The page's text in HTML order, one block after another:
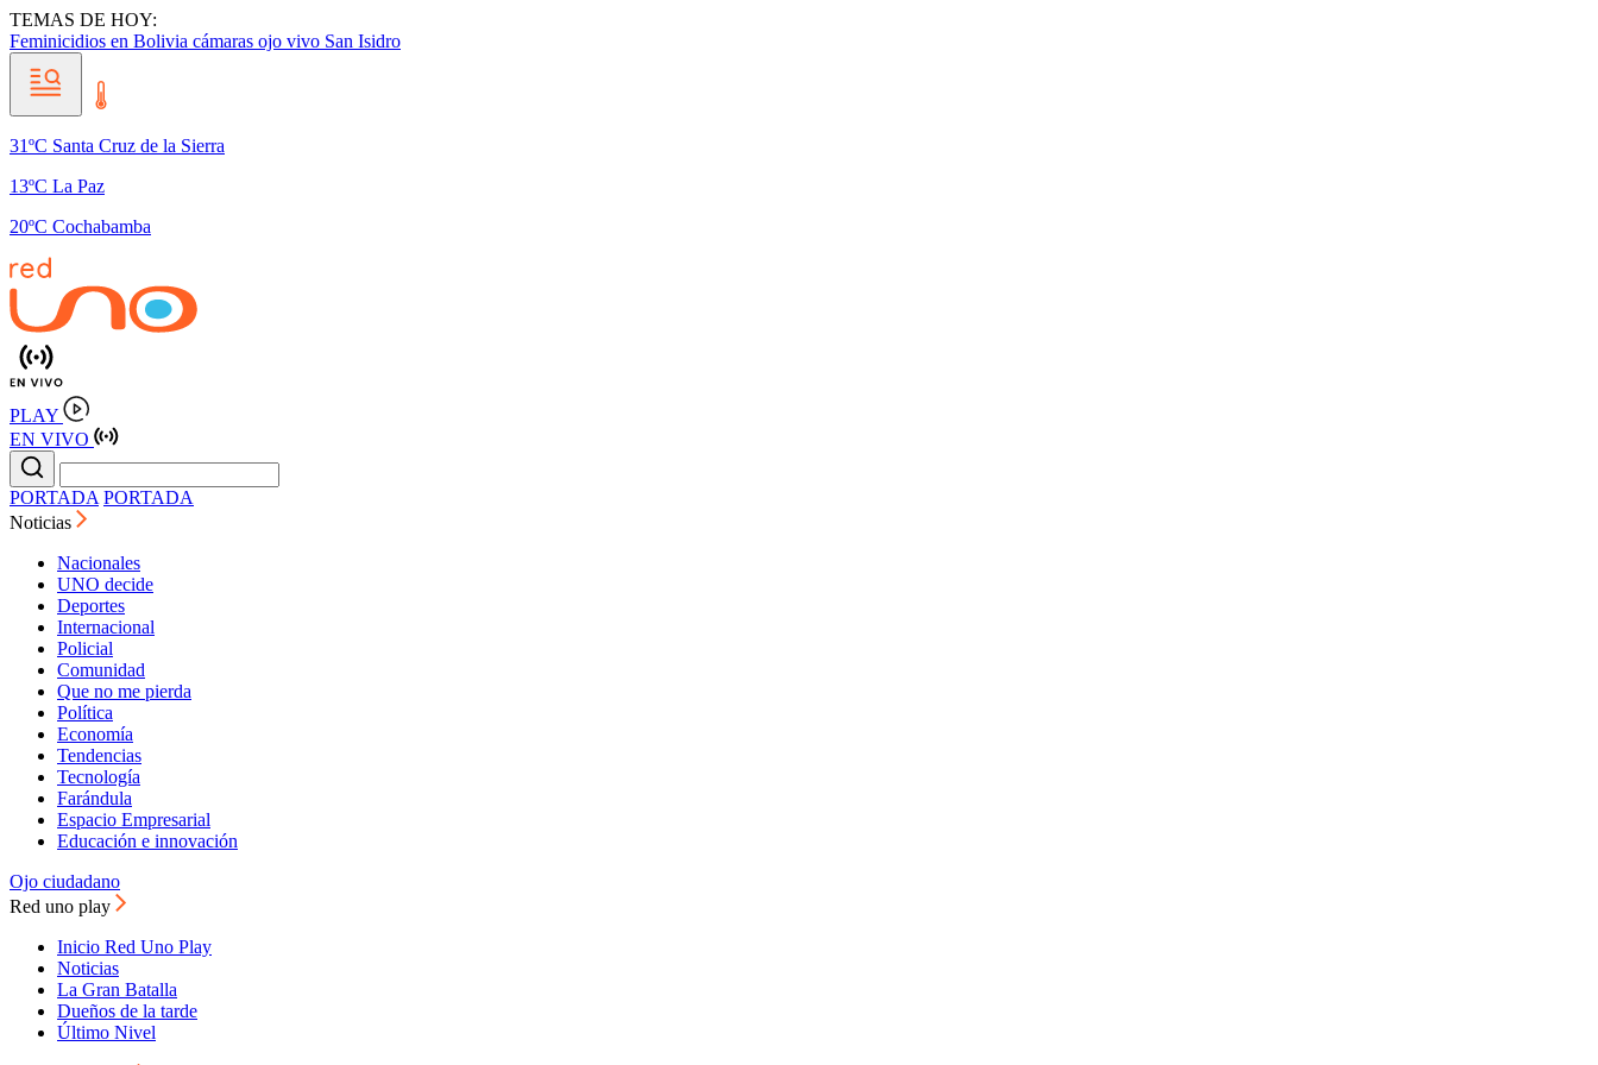
TEMAS DE HOY:
Feminicidios en Bolivia cámaras ojo vivo San Isidro
31ºC Santa Cruz de la Sierra
13ºC La Paz
20ºC Cochabamba
PLAY
EN VIVO
PORTADA PORTADA
Noticias
Nacionales
UNO decide
Deportes
Internacional
Policial
Comunidad
Que no me pierda
Política
Economía
Tendencias
Tecnología
Farándula
Espacio Empresarial
Educación e innovación
Ojo ciudadano
Red uno play
Inicio Red Uno Play
Noticias
La Gran Batalla
Dueños de la tarde
Último Nivel